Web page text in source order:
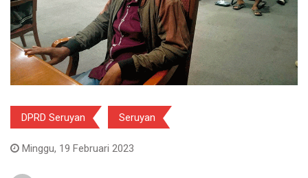
DPRD Seruyan Seruyan
Minggu, 19 Februari 2023